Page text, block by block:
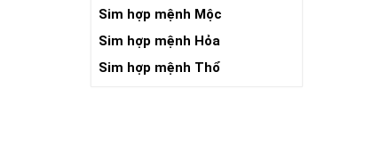
Sim hợp mệnh Mộc
Sim hợp mệnh Hỏa
Sim hợp mệnh Thổ